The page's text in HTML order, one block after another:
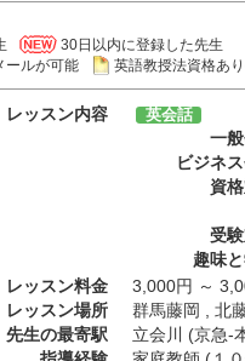
30日以内に登録した先生
ールが可能 英語教授法資格あ
レッスン内容 英会話
一
ビジネ
資
受
趣味
レッスン料金
3,000円 ～
レッスン場所
群馬藤岡 , 北
先生の最寄駅
立会川 (京急-